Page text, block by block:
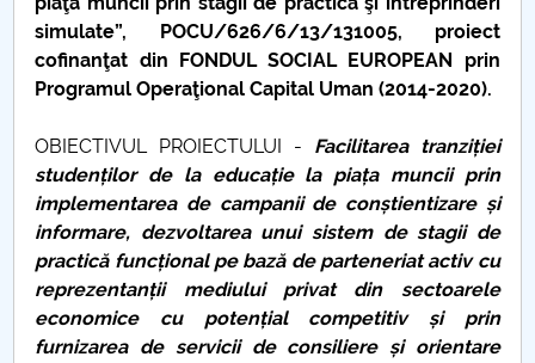
Protecția datelor personale
UNIVERSITATE pentru comunitate
IOSUD/CSUD-Doctorate
Comisie de etica unversitară
Evenimente CUP
Accesibilitate pentru studenții cu dizabilități
simulate”, POCU/626/6/13/131005, proiect
cofinanţat din FONDUL SOCIAL EUROPEAN prin
Programul Operaţional Capital Uman (2014-2020).
OBIECTIVUL PROIECTULUI - Facilitarea tranziției
studenților de la educație la piața muncii prin
implementarea de campanii de conștientizare și
informare, dezvoltarea unui sistem de stagii de
practică funcțional pe bază de parteneriat activ cu
reprezentanții mediului privat din sectoarele
economice cu potențial competitiv și prin
furnizarea de servicii de consiliere și orientare